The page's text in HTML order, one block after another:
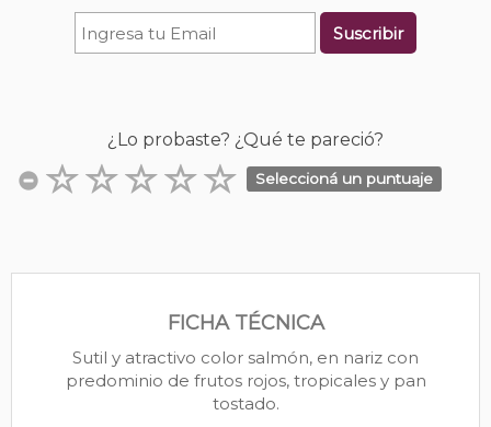
Suscribir
¿Lo probaste? ¿Qué te pareció?
Seleccioná un puntuaje
FICHA TÉCNICA
Sutil y atractivo color salmón, en nariz con
predominio de frutos rojos, tropicales y pan
tostado.